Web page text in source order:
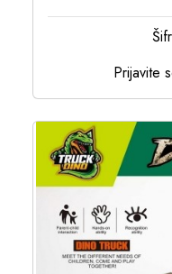
Prijavite